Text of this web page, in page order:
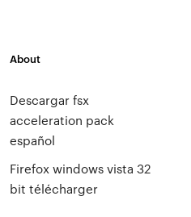
About
Descargar fsx
acceleration pack
español
Firefox windows vista 32
bit télécharger